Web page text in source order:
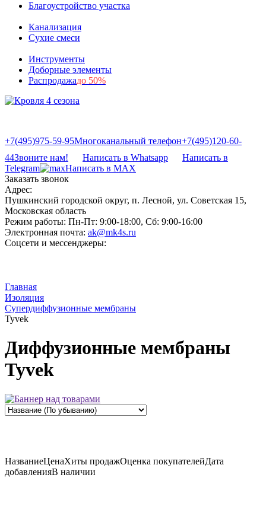
Благоустройство участка
Канализация
Сухие смеси
Инструменты
Доборные элементы
Распродажадо 50%
+7(495)975-59-95Многоканальный телефон+7(495)120-60-
44Звоните нам! Написать в Whatsapp
Написать в
Telegram
Написать в MAX
Заказать звонок
Адрес:
Пушкинский городской округ, п. Лесной, ул. Советская 15,
Московская область
Режим работы: Пн-Пт: 9:00-18:00, Сб: 9:00-16:00
Электронная почта: ak@mk4s.ru
Соцсети и мессенджеры:
Главная
Изоляция
Супердиффузионные мембраны
Tyvek
Диффузионные мембраны
Tyvek
НазваниеЦенаХиты продажОценка покупателейДата
добавленияВ наличии